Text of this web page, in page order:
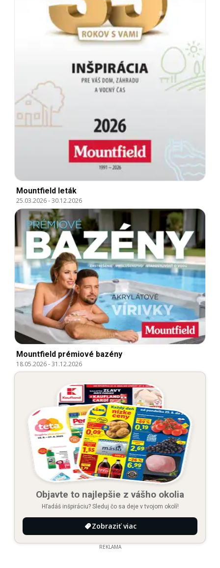
Mountfield leták
25.03.2026-30.12.2026
Mountfield prémiové bazény
18.05.2026-31.12.2026
Objavte to najlepšie z vášho okolia
Hľadáš inšpiráciu? Sleduj čo sa deje v tvojom okolí!
Zobraziť viac
REKLAMA